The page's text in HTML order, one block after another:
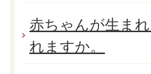
赤ちゃんが生ま
れますか。